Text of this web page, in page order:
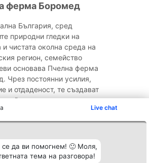
Live chat
се да ви помогнем! 🙂 Моля,
тема на разговора!
ферма Боромед
България, сред
природни гледки на
и чистата околна среда на
регион, семейство
основава Пчелна ферма
Чрез постоянни усилия,
и отдаденост, те създават
който влагат ...
Класация Контакти